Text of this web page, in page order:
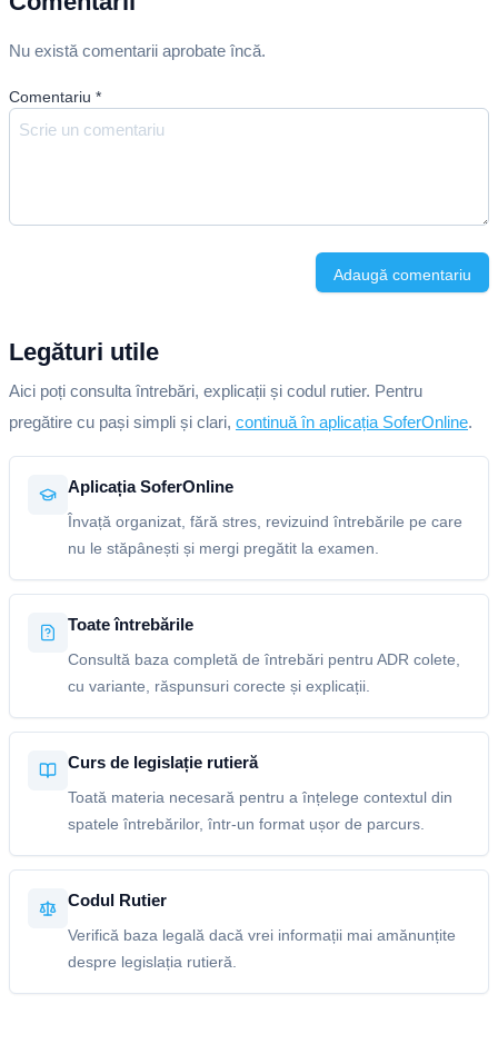
Nu există comentarii aprobate încă.
Comentariu *
Adaugă comentariu
Legături utile
Aici poți consulta întrebări, explicații și codul rutier. Pentru
pregătire cu pași simpli și clari, continuă în aplicația SoferOnline.
Aplicația SoferOnline
Învață organizat, fără stres, revizuind întrebările pe care
nu le stăpânești și mergi pregătit la examen.
Toate întrebările
Consultă baza completă de întrebări pentru ADR colete,
cu variante, răspunsuri corecte și explicații.
Curs de legislație rutieră
Toată materia necesară pentru a înțelege contextul din
spatele întrebărilor, într-un format ușor de parcurs.
Codul Rutier
Verifică baza legală dacă vrei informații mai amănunțite
despre legislația rutieră.